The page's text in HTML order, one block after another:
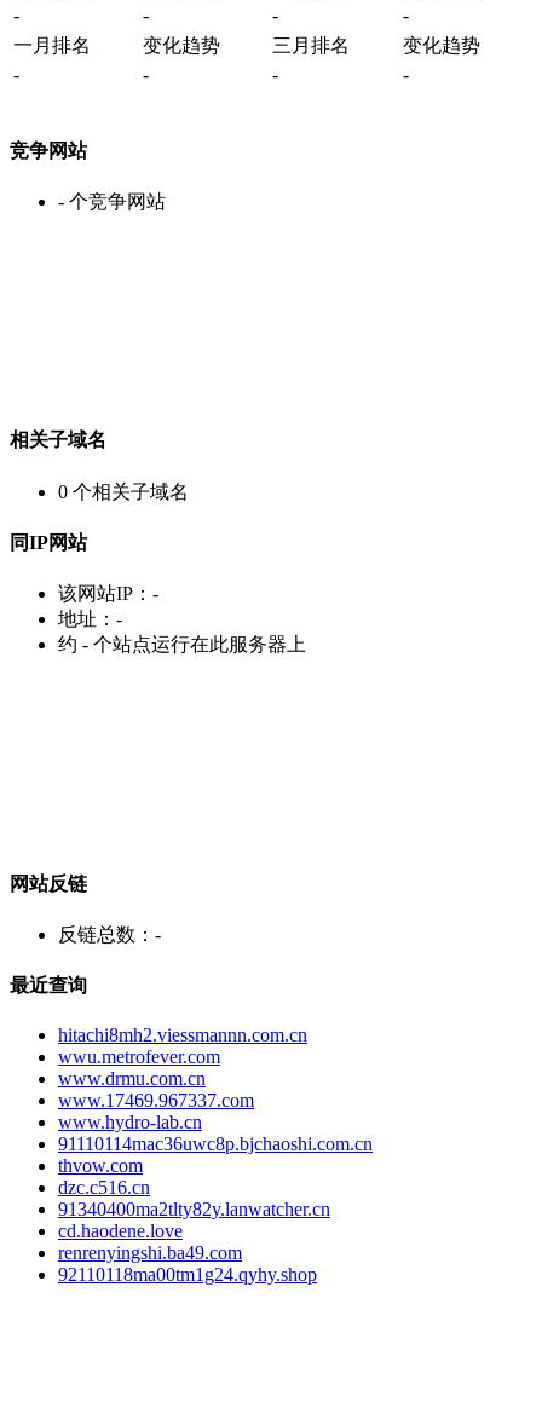
-
- -
-
一月排名
变化趋势 三月排名
变化趋势
-
- - -
竞争网站
- 个竞争网站
相关子域名
0 个相关子域名
同IP网站
该网站IP： -
地址： -
约 - 个站点运行在此服务器上
网站反链
反链总数： -
最近查询
hitachi8mh2.viessmannn.com.cn
wwu.metrofever.com
www.drmu.com.cn
www.17469.967337.com
www.hydro-lab.cn
91110114mac36uwc8p.bjchaoshi.com.cn
thvow.com
dzc.c516.cn
91340400ma2tlty82y.lanwatcher.cn
cd.haodene.love
renrenyingshi.ba49.com
92110118ma00tm1g24.qyhy.shop